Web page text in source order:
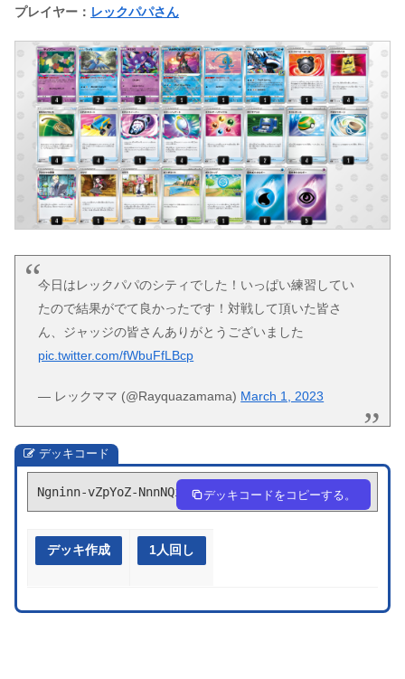
プレイヤー： レックパパさん
今日はレックパパのシティでした！いっぱい練習してい
たので結果がでて良かったです！対戦して頂いた皆さ
ん、ジャッジの皆さんありがとうございました
pic.twitter.com/fWbuFfLBcp
— レックママ (@Rayquazamama) March 1, 2023
デッキコード
Ngninn-vZpYoZ-NnnNQi デッキコードをコピーする。
デッキ作成 1人回し